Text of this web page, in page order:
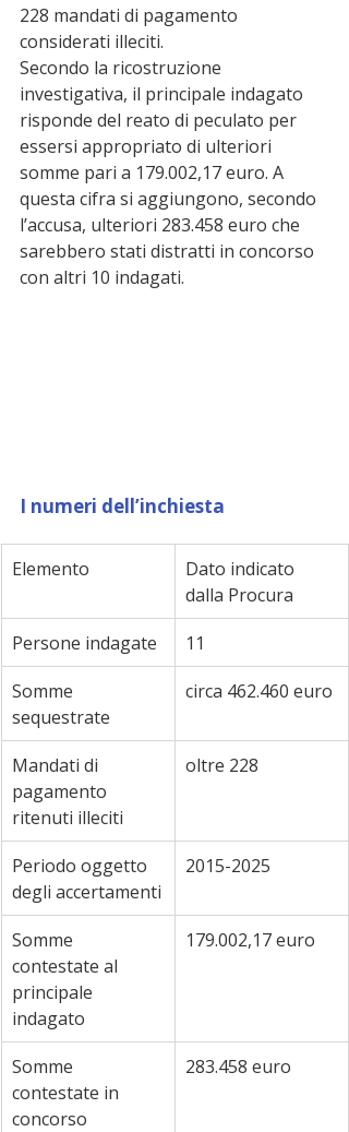
228 mandati di pagamento
considerati illeciti.
Secondo la ricostruzione
investigativa, il principale indagato
risponde del reato di peculato per
essersi appropriato di ulteriori
somme pari a 179.002,17 euro. A
questa cifra si aggiungono, secondo
l’accusa, ulteriori 283.458 euro che
sarebbero stati distratti in concorso
con altri 10 indagati.
I numeri dell’inchiesta
Elemento
Dato indicato
dalla Procura
Persone indagate
11
Somme
sequestrate
circa 462.460 euro
Mandati di
pagamento
ritenuti illeciti
oltre 228
Periodo oggetto
degli accertamenti
2015-2025
Somme
contestate al
principale
indagato
179.002,17 euro
Somme
contestate in
concorso
283.458 euro